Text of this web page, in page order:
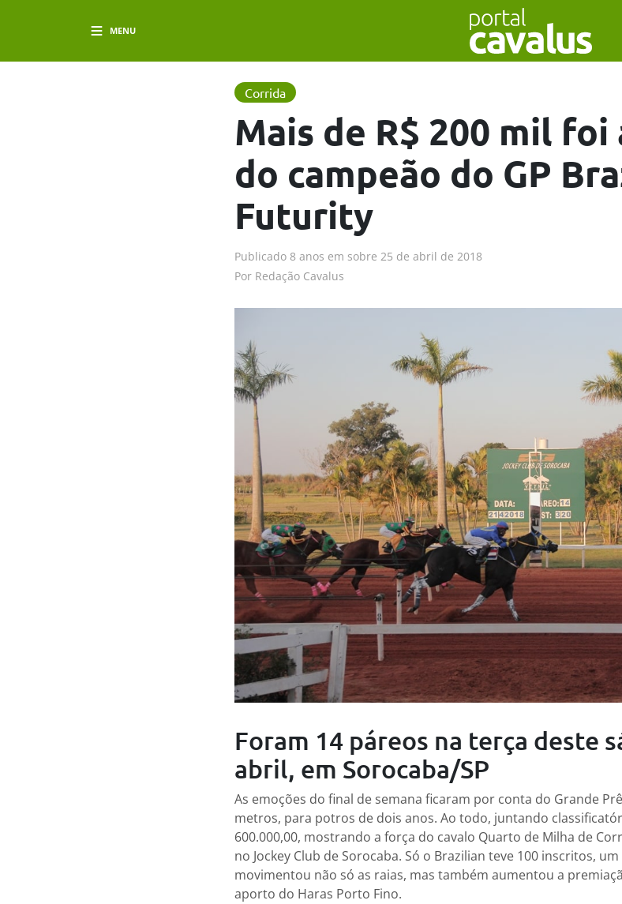
MENU
Corrida
Mais de R$ 200 mil foi
do campeão do GP
Futurity
Publicado 8 anos em sobre 25 de abril de 2018
Por Redação Cavalus
Foram 14 páreos na terça deste
abril, em Sorocaba/SP
As emoções do final de semana ficaram por conta do Grande
metros, para potros de dois anos. Ao todo, juntando
600.000,00, mostrando a força do cavalo Quarto de Milha de
no Jockey Club de Sorocaba. Só o Brazilian teve 100 inscritos,
movimentou não só as raias, mas também aumentou a
aporto do Haras Porto Fino.